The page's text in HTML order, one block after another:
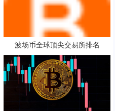
波场币全球顶尖交易所排名